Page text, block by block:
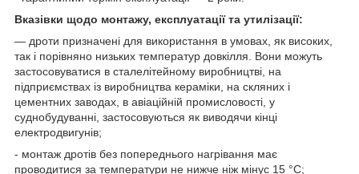
Вказівки щодо монтажу, експлуатації та утилізації:
— дроти призначені для використання в умовах, як високих,
так і порівняно низьких температур довкілля. Вони можуть
застосовуватися в сталелітейному виробництві, на
підприємствах із виробництва кераміки, на скляних і
цементних заводах, в авіаційній промисловості, у
суднобудуванні, застосовуються як виводячи кінці
електродвигунів;
- монтаж дротів без попереднього нагрівання має
проводитися за температури не нижче ніж мінус 15 °C;